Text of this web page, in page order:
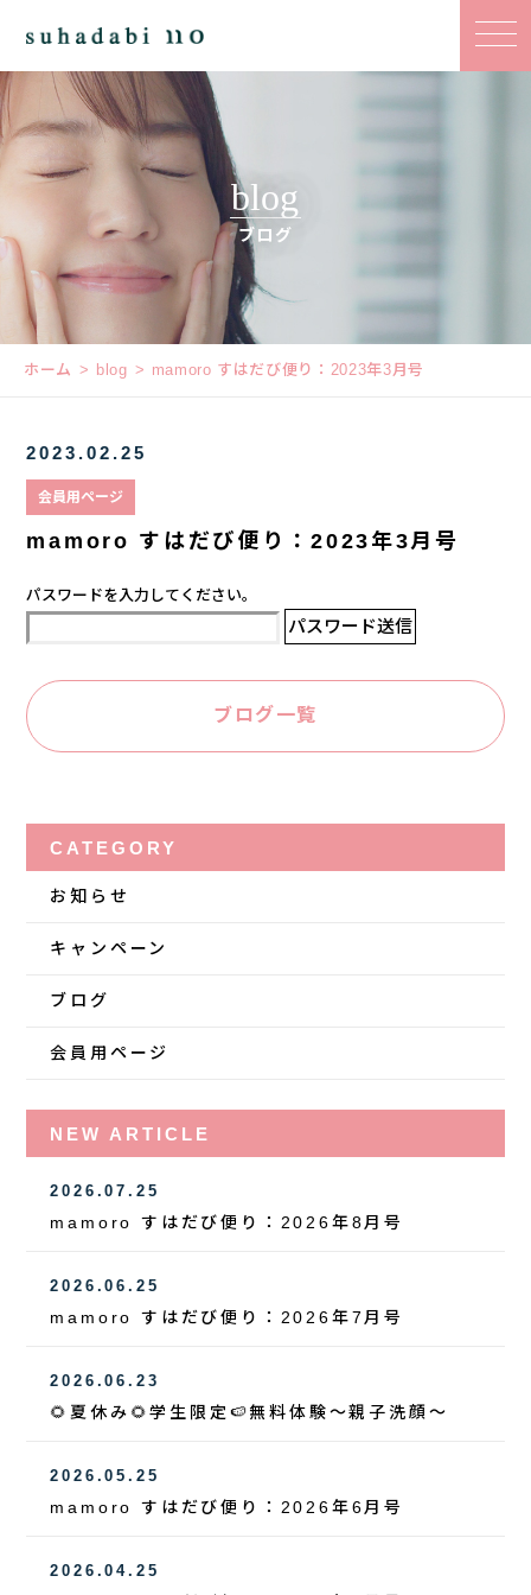
blog
ブログ
ホーム blog mamoro すはだび便り：2023年3月号
2023.02.25
会員用ページ
mamoro すはだび便り：2023年3月号
パスワードを入力してください。
ブログ一覧
CATEGORY
お知らせ
キャンペーン
ブログ
会員用ページ
NEW ARTICLE
2026.07.25
mamoro すはだび便り：2026年8月号
2026.06.25
mamoro すはだび便り：2026年7月号
2026.06.23
🌻夏休み🌻学生限定🍉無料体験～親子洗顔～
2026.05.25
mamoro すはだび便り：2026年6月号
2026.04.25